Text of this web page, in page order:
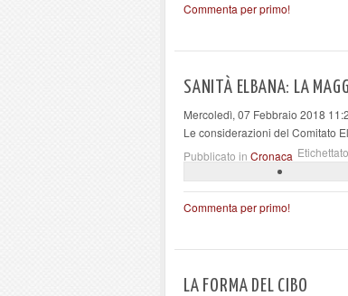
Commenta per primo!
SANITÀ ELBANA: LA
Mercoledì, 07 Febbraio 2018
Le considerazioni del Comitato
Pubblicato in Cronaca
Commenta per primo!
LA FORMA DEL CIBO